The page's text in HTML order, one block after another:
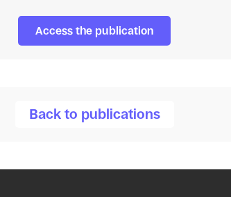
Access the publication
Back to publications